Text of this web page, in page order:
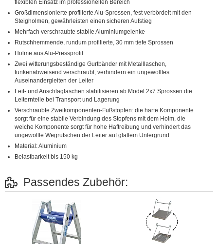
flexiblen Einsatz im professionellen Bereich
Großdimensionierte profilierte Alu-Sprossen, fest verbördelt mit den
Steigholmen, gewährleisten einen sicheren Aufstieg
Mehrfach verschraubte stabile Aluminiumgelenke
Rutschhemmende, rundum profilierte, 30 mm tiefe Sprossen
Holme aus Alu-Pressprofil
Zwei witterungsbeständige Gurtbänder mit Metalllaschen,
funkenabweisend verschraubt, verhindern ein ungewolltes
Auseinandergleiten der Leiter
Leit- und Anschlaglaschen stabilisieren ab Model 2x7 Sprossen die
Leiternteile bei Transport und Lagerung
Verschraubte Zweikomponenten-Fußstopfen: die harte Komponente
sorgt für eine stabile Verbindung des Stopfens mit dem Holm, die
weiche Komponente sorgt für hohe Haftreibung und verhindert das
ungewollte Wegrutschen der Leiter auf glattem Untergrund
Material: Aluminium
Belastbarkeit bis 150 kg
Passendes Zubehör: